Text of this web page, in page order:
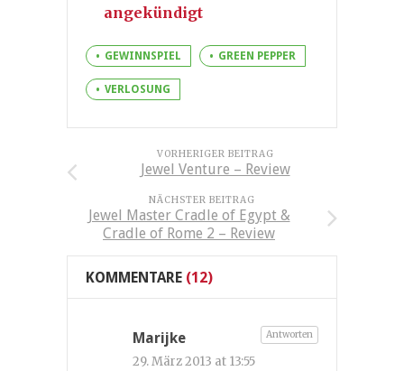
angekündigt
GEWINNSPIEL GREEN PEPPER
VERLOSUNG
VORHERIGER BEITRAG
Jewel Venture – Review
NÄCHSTER BEITRAG
Jewel Master Cradle of Egypt &
Cradle of Rome 2 – Review
KOMMENTARE (12)
Marijke
29. März 2013 at 13:55
Antworten